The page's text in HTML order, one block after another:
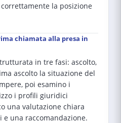
la posizione
chiamata alla presa in
in tre fasi: ascolto,
ascolto la situazione del
poi esamino i
i profili giuridici
una valutazione chiara
una raccomandazione.